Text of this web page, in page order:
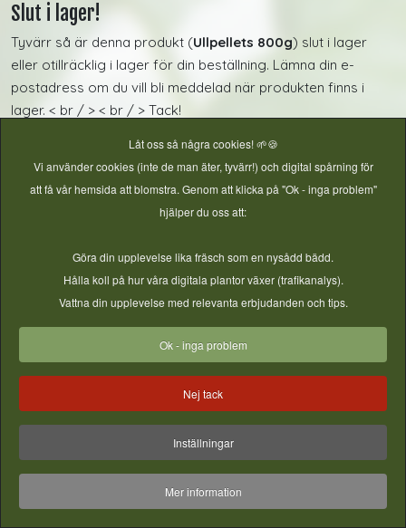
Slut i lager!
Tyvärr så är denna produkt (Ullpellets 800g) slut i lager
eller otillräcklig i lager för din beställning. Lämna din e-
postadress om du vill bli meddelad när produkten finns i
lager. < br / > < br / > Tack!
E-post
© 2026 Vireta AB - GjordNära Tunnelväxthus. All Rights
Reserved.
Låt oss så några cookies! 🌱🍪
Vi använder cookies (inte de man äter, tyvärr!) och digital spårning för
att få vår hemsida att blomstra. Genom att klicka på "Ok - inga problem"
hjälper du oss att:
Göra din upplevelse lika fräsch som en nysådd bädd.
Hålla koll på hur våra digitala plantor växer (trafikanalys).
Vattna din upplevelse med relevanta erbjudanden och tips.
Ok - inga problem
Nej tack
Inställningar
Mer information